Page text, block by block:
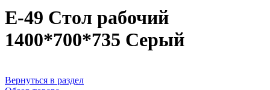
E-49 Стол рабочий
1400*700*735 Серый
Вернуться в раздел